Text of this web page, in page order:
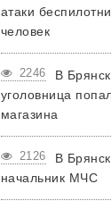
атаки
человек
2246
В
уголовница
магазина
2126
В
начальник МЧС